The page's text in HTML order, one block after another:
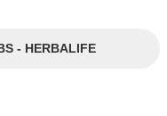
- HERBALIFE